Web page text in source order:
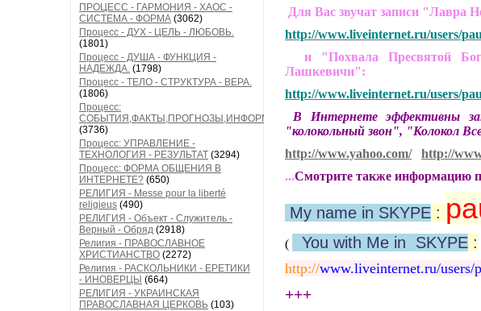
ПРОЦЕСС - ГАРМОНИЯ - ХАОС -
СИСТЕМА - ФОРМА (3062)
Процесс - ДУХ - ЦЕЛЬ - ЛЮБОВЬ.
(1801)
Процесс - ДУША - ФУНКЦИЯ -
НАДЕЖДА. (1798)
Процесс - ТЕЛО - СТРУКТУРА - ВЕРА.
(1806)
Процесс:
СОБЫТИЯ,ФАКТЫ,ПРОГНОЗЫ,ИНФОРМАЦИЯ
(3736)
Процесс: УПРАВЛЕНИЕ -
ТЕХНОЛОГИЯ - РЕЗУЛЬТАТ (3294)
Процесс: ФОРМА ОБЩЕНИЯ В
ИНТЕРНЕТЕ? (650)
РЕЛИГИЯ - Messe pour la liberté
religieus (490)
РЕЛИГИЯ - Объект - Служитель -
Верный - Обряд (2918)
Религия - ПРАВОСЛАВНОЕ
ХРИСТИАНСТВО (2272)
Религия - РАСКОЛЬНИКИ - ЕРЕТИКИ
- ИНОВЕРЦЫ (664)
РЕЛИГИЯ - УКРАИНСКАЯ
ПРАВОСЛАВНАЯ ЦЕРКОВЬ (103)
Для Вас звучат записи "Лавра
http://www.liveinternet.ru/users/
и "Похвала Пресвятой
Лашкевичи":
http://www.liveinternet.ru/users/
В Интернете эффективны
"колокольный звон", "Колокол
http://www.yahoo.com/
http://
...Смотрите также информацию
My name in SKYPE :
( You with Me in SKYPE :
http://www.liveinternet.ru/users/
+++